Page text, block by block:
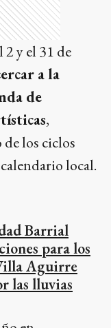
2 y el 31 de
a la
de
,
los ciclos
local.
Barrial
para los
Aguirre
las lluvias